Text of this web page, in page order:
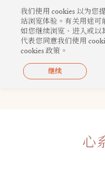
影
心
我们使用 cookies 以为您
站浏览体验。有关用途可
如您继续浏览、进入或以
代表您同意我们使用
cookies 政策。
继续